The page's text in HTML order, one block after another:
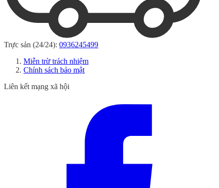
Trực sản (24/24): 0936245499
Miễn trừ trách nhiệm
Chính sách bảo mật
Liên kết mạng xã hội